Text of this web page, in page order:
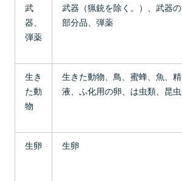
武
器、
弾薬
武器（猟銃を除く。）、武器の
部分品、弾薬
生き
た動
物
生きた動物、鳥、蜜蜂、魚、精
液、ふ化用の卵、は虫類、昆虫
生卵
生卵